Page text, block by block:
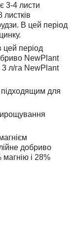
3-4 листи
В цей період
період
NewPlant
л/га NewPlant
для
добриво
магнію і 28%